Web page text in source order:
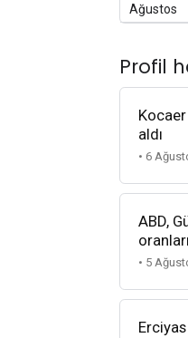
Ağustos
Profil
aldı
• 6
ABD,
• 5